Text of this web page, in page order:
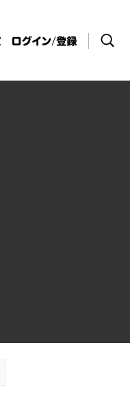
ログイン / 登
録
検索